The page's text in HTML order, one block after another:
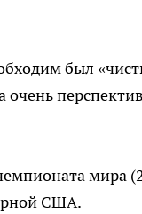
был
очень
мира
США.